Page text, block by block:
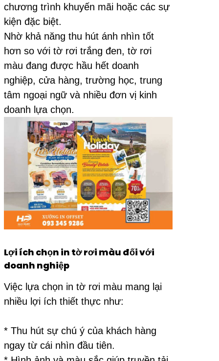
chương trình khuyến mãi hoặc các sự
kiện đặc biệt.
Nhờ khả năng thu hút ánh nhìn tốt
hơn so với tờ rơi trắng đen, tờ rơi
màu đang được hầu hết doanh
nghiệp, cửa hàng, trường học, trung
tâm ngoại ngữ và nhiều đơn vị kinh
doanh lựa chọn.
Lợi ích chọn in tờ rơi màu đối với
doanh nghiệp
Việc lựa chọn in tờ rơi màu mang lại
nhiều lợi ích thiết thực như:
* Thu hút sự chú ý của khách hàng
ngay từ cái nhìn đầu tiên.